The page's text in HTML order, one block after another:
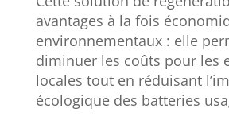
avantages à la fois
environnementaux : elle
diminuer les coûts pour les
locales tout en réduisant
écologique des batteries